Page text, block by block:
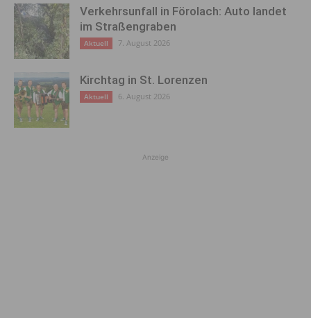
Verkehrsunfall in Förolach: Auto landet
im Straßengraben
Aktuell 7. August 2026
Kirchtag in St. Lorenzen
Aktuell 6. August 2026
Anzeige